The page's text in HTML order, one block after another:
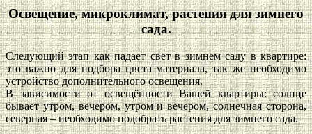
Освещение, микроклимат, растения для зимнего
сада.
Следующий этап как падает свет в зимнем саду в квартире:
это важно для подбора цвета материала, так же необходимо
устройство дополнительного освещения.
В зависимости от освещённости Вашей квартиры: солнце
бывает утром, вечером, утром и вечером, солнечная сторона,
северная – необходимо подобрать растения для зимнего сада.